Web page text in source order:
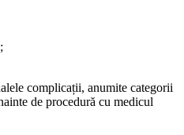
complicații, anumite categorii
de procedură cu medicul